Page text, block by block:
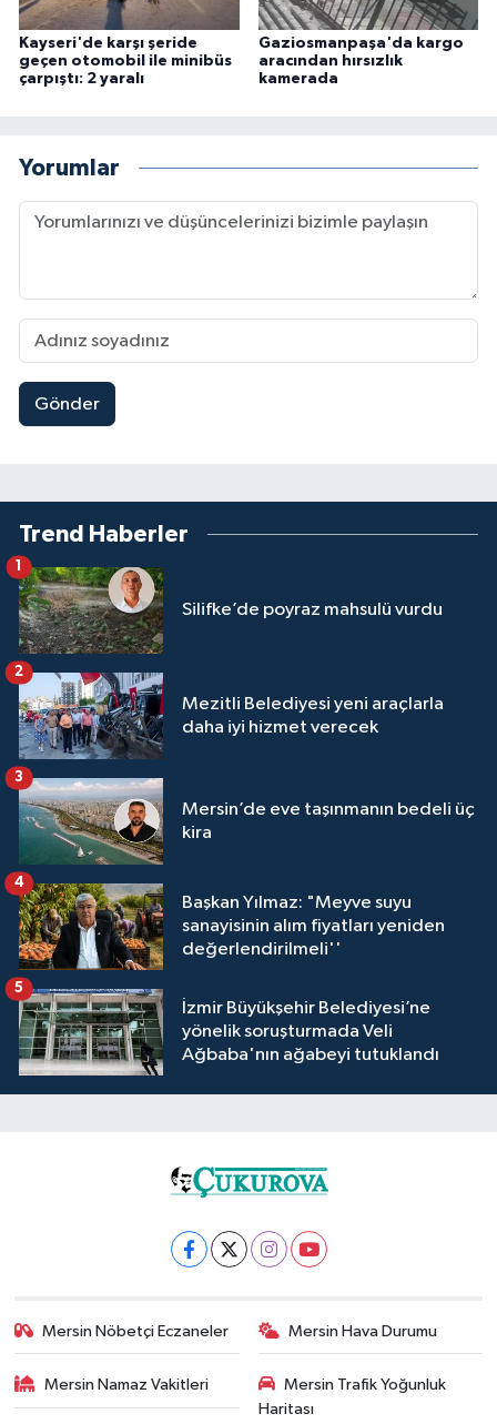
Kayseri'de karşı şeride
geçen otomobil ile minibüs
çarpıştı: 2 yaralı
Gaziosmanpaşa'da kargo
aracından hırsızlık
kamerada
Yorumlar
Gönder
Trend Haberler
Silifke’de poyraz mahsulü vurdu
1
Mezitli Belediyesi yeni araçlarla
daha iyi hizmet verecek
2
Mersin’de eve taşınmanın bedeli üç
kira
3
Başkan Yılmaz: "Meyve suyu
sanayisinin alım fiyatları yeniden
değerlendirilmeli''
4
İzmir Büyükşehir Belediyesi’ne
yönelik soruşturmada Veli
Ağbaba'nın ağabeyi tutuklandı
5
Mersin Nöbetçi Eczaneler Mersin Hava Durumu
Mersin Namaz Vakitleri
Mersin Trafik Yoğunluk
Haritası